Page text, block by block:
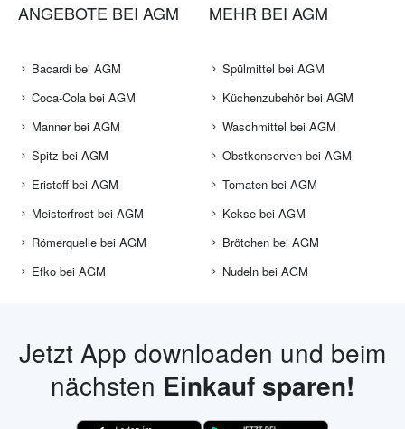
ANGEBOTE BEI AGM
Bacardi bei AGM
Coca-Cola bei AGM
Manner bei AGM
Spitz bei AGM
Eristoff bei AGM
Meisterfrost bei AGM
Römerquelle bei AGM
Efko bei AGM
MEHR BEI AGM
Spülmittel bei AGM
Küchenzubehör bei AGM
Waschmittel bei AGM
Obstkonserven bei AGM
Tomaten bei AGM
Kekse bei AGM
Brötchen bei AGM
Nudeln bei AGM
Jetzt App downloaden und beim
nächsten Einkauf sparen!